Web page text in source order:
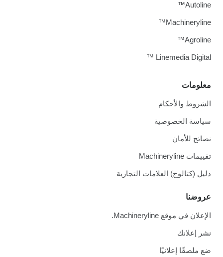
معلومات
الشروط والأحكام
سياسة الخصوصية
نصائح للأمان
تقييمات Machineryline
دليل (كتالوج) العلامات التجارية
عروضنا
الإعلان في موقع Machineryline.
نشر إعلانك
ضع ملصقًا إعلانيًا
Autoline™
Machineryline™
Agroline™
Linemedia Digital ™